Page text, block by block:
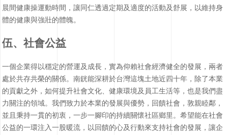
晨間健康操運動時間，讓同仁透過定期及適度的活動及舒展，以維持身
體的健康與強壯的體魄。
伍、社會公益
一個企業得以穩定的營運及成長，實為仰賴社會經濟健全的發展，兩者
處於共存共榮的關係。南銧能深耕於台灣這塊土地近四十年，除了本業
的貢獻之外，如何提升社會文化、健康環境及員工生活等，也是我們盡
力關注的領域。我們致力於本業的發展與優勢，回饋社會，敦親睦鄰，
並且秉持一貫的初衷，一步一腳印的持續關懷社區鄉里。希望能在社會
公益的一環注入一股暖流，以回饋的心及行動來支持社會的發展，讓企